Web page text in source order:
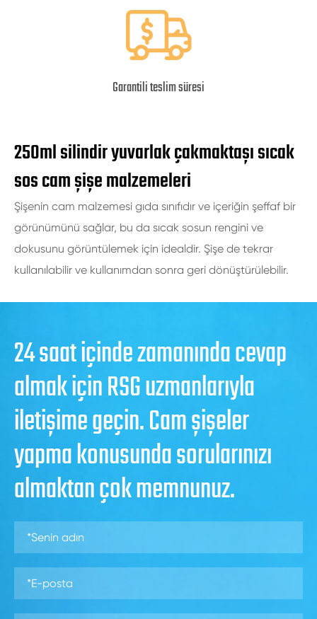
Garantili teslim süresi
250ml silindir yuvarlak çakmaktaşı sıcak
sos cam şişe malzemeleri
Şişenin cam malzemesi gıda sınıfıdır ve içeriğin şeffaf bir
görünümünü sağlar, bu da sıcak sosun rengini ve
dokusunu görüntülemek için idealdir. Şişe de tekrar
kullanılabilir ve kullanımdan sonra geri dönüştürülebilir.
24 saat içinde zamanında cevap
almak için RSG uzmanlarıyla
iletişime geçin. Cam şişeler
yapma konusunda sorularınızı
almaktan çok memnunuz.